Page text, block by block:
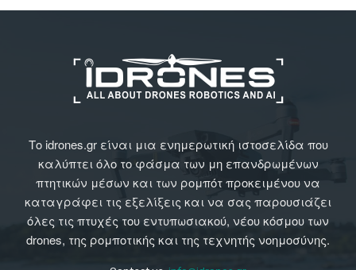
Το idrones.gr είναι μια ενημερωτική ιστοσελίδα που
καλύπτει όλο το φάσμα των μη επανδρωμένων
πτητικών μέσων και των ρομπότ προκειμένου να
καταγράφει τις εξελίξεις και να σας παρουσιάζει
όλες τις πτυχές του εντυπωσιακού, νέου κόσμου των
drones, της ρομποτικής και της τεχνητής νοημοσύνης.